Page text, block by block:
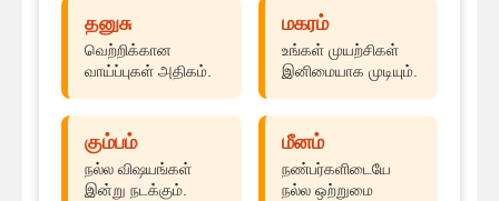
தனுசு
வெற்றிக்கான
வாய்ப்புகள் அதிகம்.
மகரம்
உங்கள் முயற்சிகள்
இனிமையாக முடியும்.
கும்பம்
நல்ல விஷயங்கள்
இன்று நடக்கும்.
மீனம்
நண்பர்களிடையே
நல்ல ஒற்றுமை